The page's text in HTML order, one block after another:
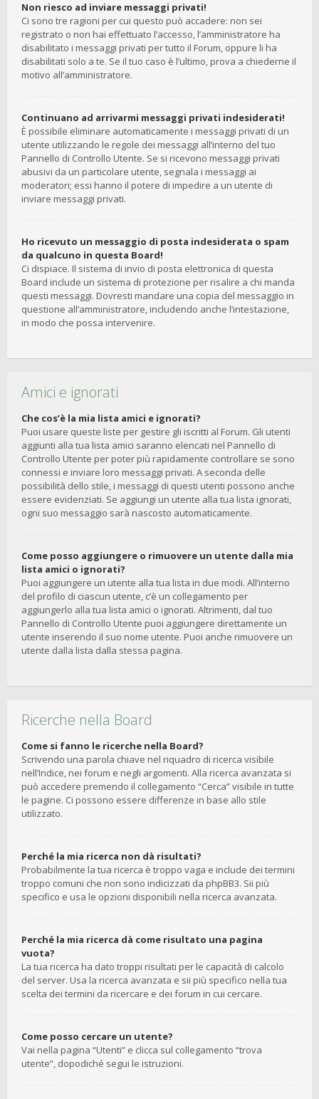
Non riesco ad inviare messaggi privati!
Ci sono tre ragioni per cui questo può accadere: non sei
registrato o non hai effettuato l’accesso, l’amministratore ha
disabilitato i messaggi privati per tutto il Forum, oppure li ha
disabilitati solo a te. Se il tuo caso è l’ultimo, prova a chiederne il
motivo all’amministratore.
Continuano ad arrivarmi messaggi privati indesiderati!
È possibile eliminare automaticamente i messaggi privati ​​di un
utente utilizzando le regole dei messaggi all’interno del tuo
Pannello di Controllo Utente. Se si ricevono messaggi privati ​​
abusivi da un particolare utente, segnala i messaggi ai
moderatori; essi hanno il potere di impedire a un utente di
inviare messaggi privati​​.
Ho ricevuto un messaggio di posta indesiderata o spam
da qualcuno in questa Board!
Ci dispiace. Il sistema di invio di posta elettronica di questa
Board include un sistema di protezione per risalire a chi manda
questi messaggi. Dovresti mandare una copia del messaggio in
questione all’amministratore, includendo anche l’intestazione,
in modo che possa intervenire.
Amici e ignorati
Che cos’è la mia lista amici e ignorati?
Puoi usare queste liste per gestire gli iscritti al Forum. Gli utenti
aggiunti alla tua lista amici saranno elencati nel Pannello di
Controllo Utente per poter più rapidamente controllare se sono
connessi e inviare loro messaggi privati. A seconda delle
possibilità dello stile, i messaggi di questi utenti possono anche
essere evidenziati. Se aggiungi un utente alla tua lista ignorati,
ogni suo messaggio sarà nascosto automaticamente.
Come posso aggiungere o rimuovere un utente dalla mia
lista amici o ignorati?
Puoi aggiungere un utente alla tua lista in due modi. All’interno
del profilo di ciascun utente, c’è un collegamento per
aggiungerlo alla tua lista amici o ignorati. Altrimenti, dal tuo
Pannello di Controllo Utente puoi aggiungere direttamente un
utente inserendo il suo nome utente. Puoi anche rimuovere un
utente dalla lista dalla stessa pagina.
Ricerche nella Board
Come si fanno le ricerche nella Board?
Scrivendo una parola chiave nel riquadro di ricerca visibile
nell’Indice, nei forum e negli argomenti. Alla ricerca avanzata si
può accedere premendo il collegamento “Cerca” visibile in tutte
le pagine. Ci possono essere differenze in base allo stile
utilizzato.
Perché la mia ricerca non dà risultati?
Probabilmente la tua ricerca è troppo vaga e include dei termini
troppo comuni che non sono indicizzati da phpBB3. Sii più
specifico e usa le opzioni disponibili nella ricerca avanzata.
Perché la mia ricerca dà come risultato una pagina
vuota?
La tua ricerca ha dato troppi risultati per le capacità di calcolo
del server. Usa la ricerca avanzata e sii più specifico nella tua
scelta dei termini da ricercare e dei forum in cui cercare.
Come posso cercare un utente?
Vai nella pagina “Utenti” e clicca sul collegamento “trova
utente”, dopodiché segui le istruzioni.